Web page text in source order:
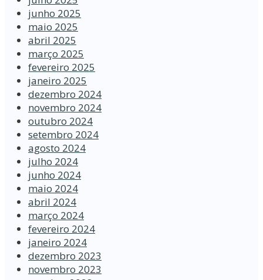
junho 2025
maio 2025
abril 2025
março 2025
fevereiro 2025
janeiro 2025
dezembro 2024
novembro 2024
outubro 2024
setembro 2024
agosto 2024
julho 2024
junho 2024
maio 2024
abril 2024
março 2024
fevereiro 2024
janeiro 2024
dezembro 2023
novembro 2023